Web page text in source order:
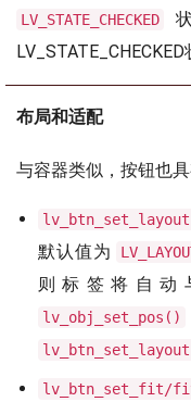
LV_STATE_CHECKED
LV_STATE_CHECKED
布局和适配
与容器类似，按钮也
默认值为
则标签将自动
lv_obj_set_pos()
lv_btn_set_fit/